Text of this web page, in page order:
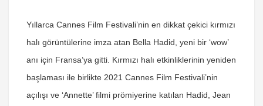
Yıllarca Cannes Film Festivali’nin en dikkat çekici kırmızı
halı görüntülerine imza atan Bella Hadid, yeni bir ‘wow’
anı için Fransa’ya gitti. Kırmızı halı etkinliklerinin yeniden
başlaması ile birlikte 2021 Cannes Film Festivali’nin
açılışı ve ‘Annette’ filmi prömiyerine katılan Hadid, Jean